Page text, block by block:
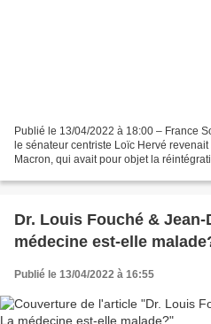
Publié le 13/04/2022 à 18:00 – France
le sénateur centriste Loïc Hervé
Macron, qui avait pour objet la
Dr. Louis Fouché &
médecine est-elle
Publié le 13/04/2022 à 16:55